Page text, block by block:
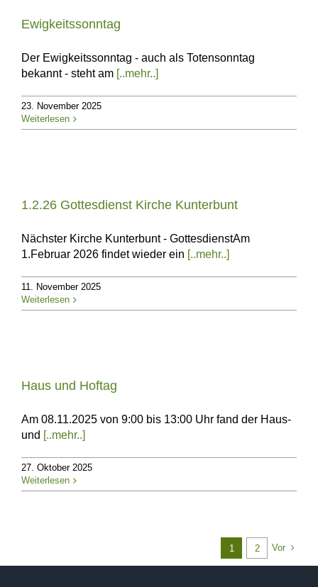
Ewigkeitssonntag
Der Ewigkeitssonntag - auch als Totensonntag
bekannt - steht am [..mehr..]
23. November 2025
Weiterlesen
1.2.26 Gottesdienst Kirche Kunterbunt
Nächster Kirche Kunterbunt - GottesdienstAm
1.Februar 2026 findet wieder ein [..mehr..]
11. November 2025
Weiterlesen
Haus und Hoftag
Am 08.11.2025 von 9:00 bis 13:00 Uhr fand der Haus-
und
[..mehr..]
27. Oktober 2025
Weiterlesen
1 2 Vor